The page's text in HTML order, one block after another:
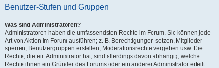
Benutzer-Stufen und Gruppen
Was sind Administratoren?
Administratoren haben die umfassendsten Rechte im Forum. Sie können jede
Art von Aktion im Forum ausführen; z. B. Berechtigungen setzen, Mitglieder
sperren, Benutzergruppen erstellen, Moderationsrechte vergeben usw. Die
Rechte, die ein Administrator hat, sind allerdings davon abhängig, welche
Rechte ihnen ein Gründer des Forums oder ein anderer Administrator erteilt